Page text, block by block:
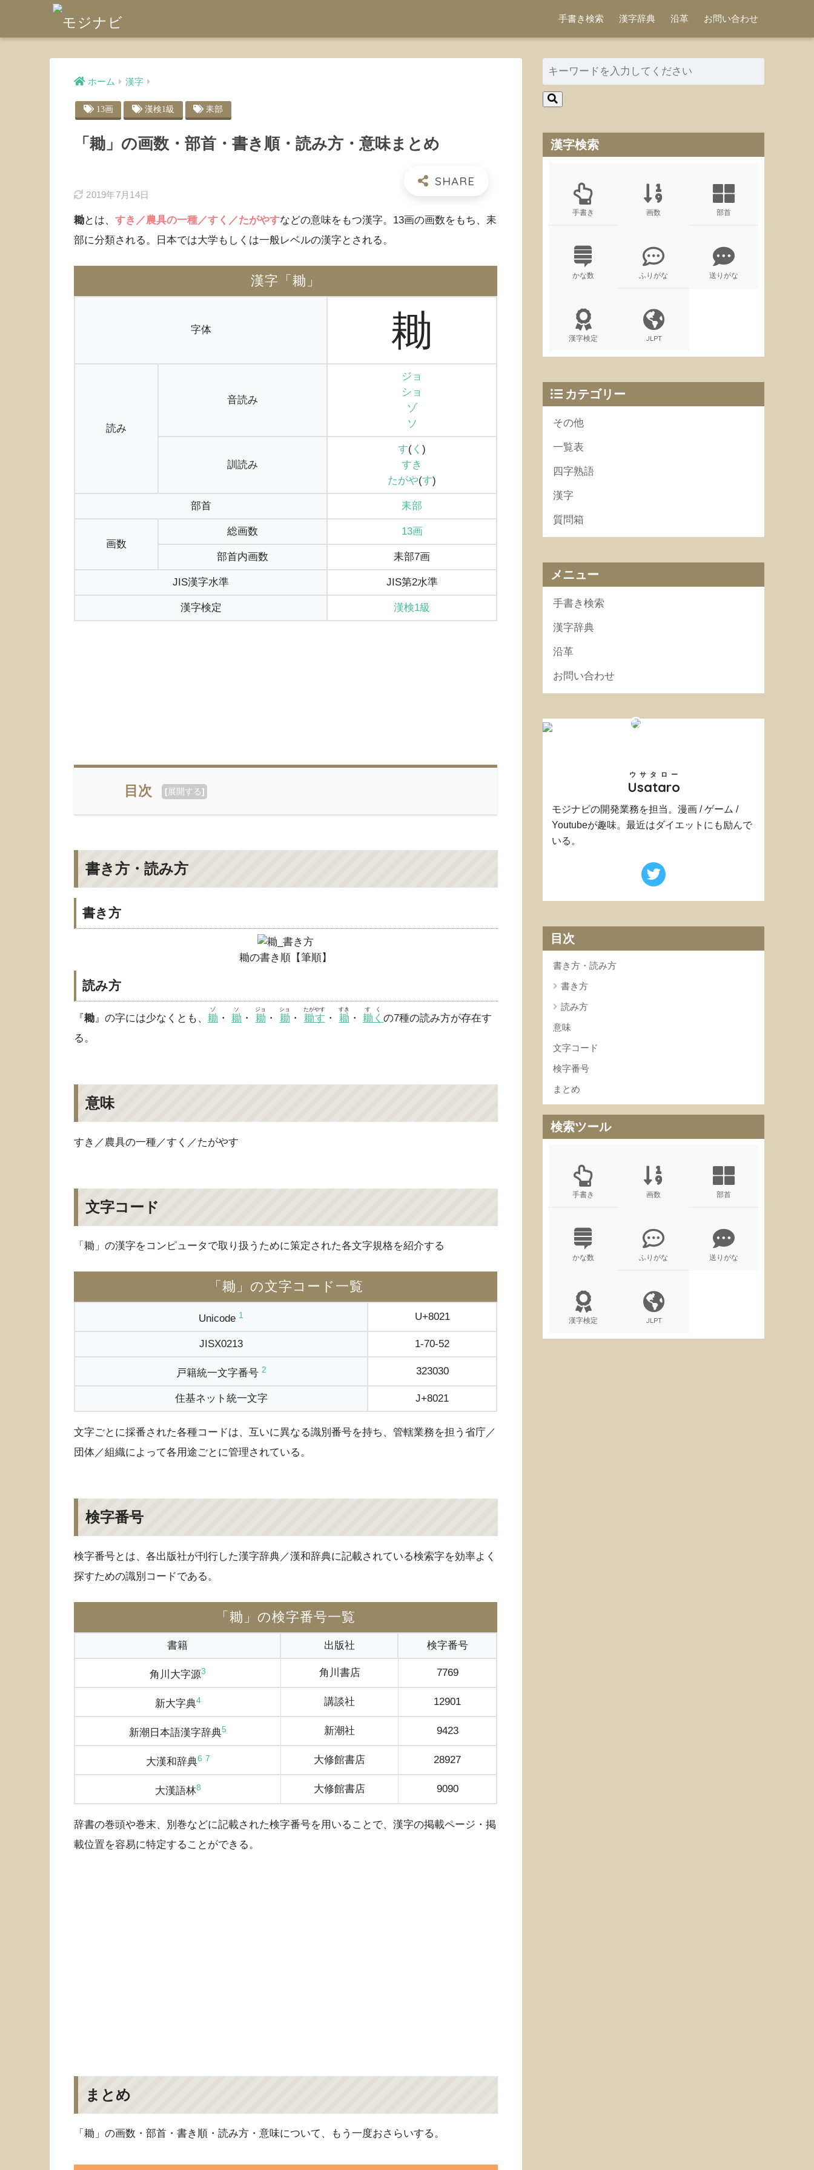
手書き検索 漢字辞典 沿革 お問い合わせ
ホーム 漢字
13画 漢検1級 耒部
「耡」の画数・部首・書き順・読み方・意味まとめ
2019年7月14日
耡とは、 すき／農具の一種／すく／たがやすなどの意味をもつ漢字。13画の画数をもち、耒
部に分類される。日本では大学もしくは一般レベルの漢字とされる。
漢字「耡」
字体 耡
読み
音読み
ジョ
ショ
ゾ
ソ
訓読み
す( く )
すき
たがや(す)
部首 耒部
画数
総画数 13画
部首内画数 耒部7画
JIS漢字水準 JIS第2水準
漢字検定 漢検1級
目次 [展開する]
書き方・読み方
書き方
耡の書き順【筆順】
読み方
『耡』の字には少なくとも、 耡
ゾ
・ 耡
ソ
・ 耡
ジョ
・ 耡
ショ
・ 耡す
たがやす
・ 耡
すき
・ 耡く
すく
の7種の読み方が存在す
る。
意味
すき／農具の一種／すく／たがやす
文字コード
「耡」の漢字をコンピュータで取り扱うために策定された各文字規格を紹介する
「耡」の文字コード一覧
Unicode 1 U+8021
JISX0213 1-70-52
戸籍統一文字番号 2 323030
住基ネット統一文字 J+8021
文字ごとに採番された各種コードは、互いに異なる識別番号を持ち、管轄業務を担う省庁／
団体／組織によって各用途ごとに管理されている。
検字番号
検字番号とは、各出版社が刊行した漢字辞典／漢和辞典に記載されている検索字を効率よく
探すための識別コードである。
「耡」の検字番号一覧
書籍 出版社 検字番号
角川大字源3 角川書店 7769
新大字典4 講談社 12901
新潮日本語漢字辞典5 新潮社 9423
大漢和辞典6 7 大修館書店 28927
大漢語林8 大修館書店 9090
辞書の巻頭や巻末、別巻などに記載された検字番号を用いることで、漢字の掲載ページ・掲
載位置を容易に特定することができる。
まとめ
「耡」の画数・部首・書き順・読み方・意味について、もう一度おさらいする。
漢字検索
手書き 画数 部首
かな数 ふりがな 送りがな
漢字検定 JLPT
カテゴリー
その他
一覧表
四字熟語
漢字
質問箱
メニュー
手書き検索
漢字辞典
沿革
お問い合わせ
Usataro
ウサタロー
モジナビの開発業務を担当。漫画 / ゲーム /
Youtubeが趣味。最近はダイエットにも励んで
いる。
目次
書き方・読み方
書き方
読み方
意味
文字コード
検字番号
まとめ
検索ツール
手書き 画数 部首
かな数 ふりがな 送りがな
漢字検定 JLPT